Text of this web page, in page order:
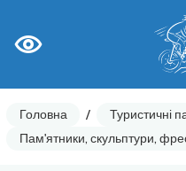
Головна / Туристичні
Пам'ятники, скульптури,